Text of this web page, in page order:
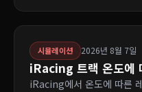
시뮬레이션 2026년 8월 7일
iRacing 트랙 온도에
iRacing에서 온도에 따른